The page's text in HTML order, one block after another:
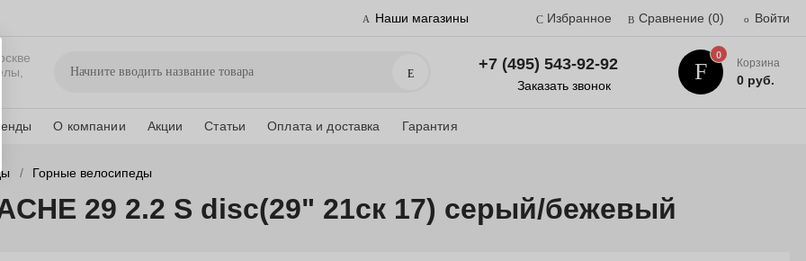
Наши магазины Избранное Сравнение (0) Войти
Поиск +7 (495) 543-92-92
Заказать звонок
0
Корзина
0 руб.
О компании Акции Статьи Оплата и доставка Гарантия
Горные велосипеды
29 2.2 S disc(29" 21ск 17) серый/бежевый